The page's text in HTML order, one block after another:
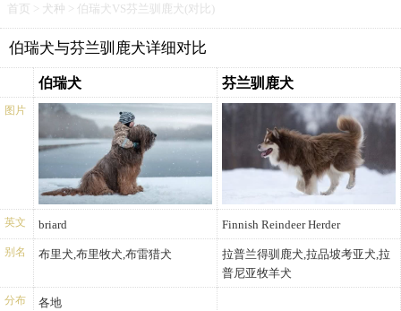
首页 犬种 > 伯瑞犬VS芬兰驯鹿犬(对比)
伯瑞犬与芬兰驯鹿犬详细对比
伯瑞犬 芬兰驯鹿犬
图片
英文 briard Finnish Reindeer Herder
别名 布里犬,布里牧犬,布雷猎犬
拉普兰得驯鹿犬,拉品坡考亚犬,拉
普尼亚牧羊犬
分布 各地